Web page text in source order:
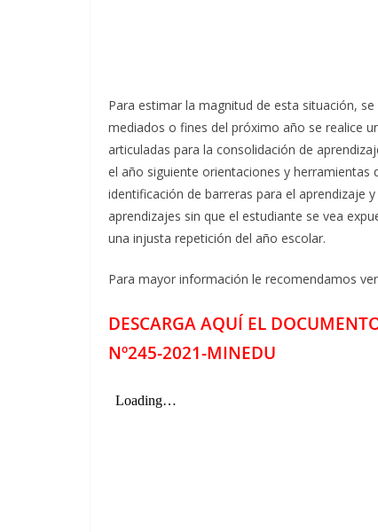
Para estimar la magnitud de esta situación,
mediados o fines del próximo año se realice
articuladas para la consolidación de
el año siguiente orientaciones y herramientas
identificación de barreras para el aprendizaje
aprendizajes sin que el estudiante se vea
una injusta repetición del año escolar.
Para mayor información le recomendamos
DESCARGA AQUÍ EL
Nº245-2021-MINEDU